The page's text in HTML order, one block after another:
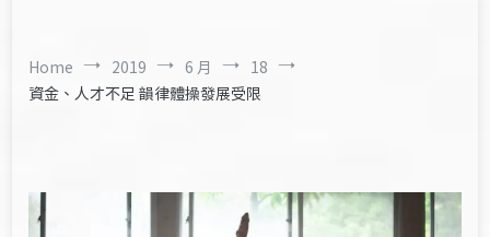
Home 2019 6 月
18
資金、人才不足 韻律體操發展受限